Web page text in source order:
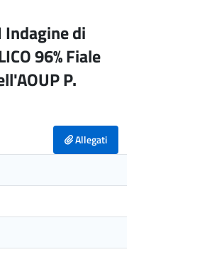
Indagine di
96% Fiale
P.
Allegati